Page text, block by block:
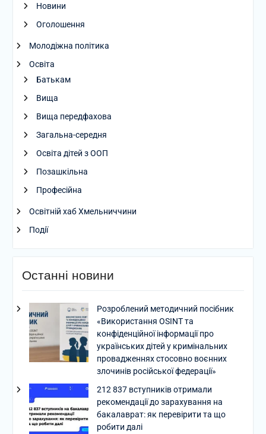
Новини
Оголошення
Молодіжна політика
Освіта
Батькам
Вища
Вища передфахова
Загальна-середня
Освіта дітей з ООП
Позашкільна
Професійна
Освітній хаб Хмельниччини
Події
Останні новини
Розроблений методичний посібник
«Використання OSINT та
конфіденційної інформації про
українських дітей у кримінальних
провадженнях стосовно воєнних
злочинів російської федерації»
212 837 вступників отримали
рекомендації до зарахування на
бакалаврат: як перевірити та що
робити далі